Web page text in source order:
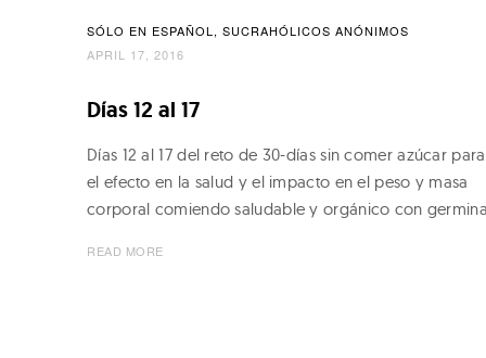
t
s
&
M
i
c
r
SÓLO EN ESPAÑOL
SUCRAHÓLICOS ANÓNIMOS
APRIL 17, 2016
Días 12 al 17
Días 12 al 17 del reto de 30-días sin comer azúcar
el efecto en la salud y el impacto en el peso y masa
corporal comiendo saludable y orgánico con
READ MORE